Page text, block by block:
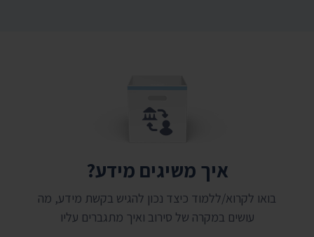
איך משיגים מידע?
בואו לקרוא/ללמוד כיצד נכון להגיש בקשת מידע, מה
עושים במקרה של סירוב ואיך מתגברים עליו